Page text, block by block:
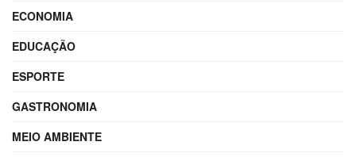
ECONOMIA
EDUCAÇÃO
ESPORTE
GASTRONOMIA
MEIO AMBIENTE